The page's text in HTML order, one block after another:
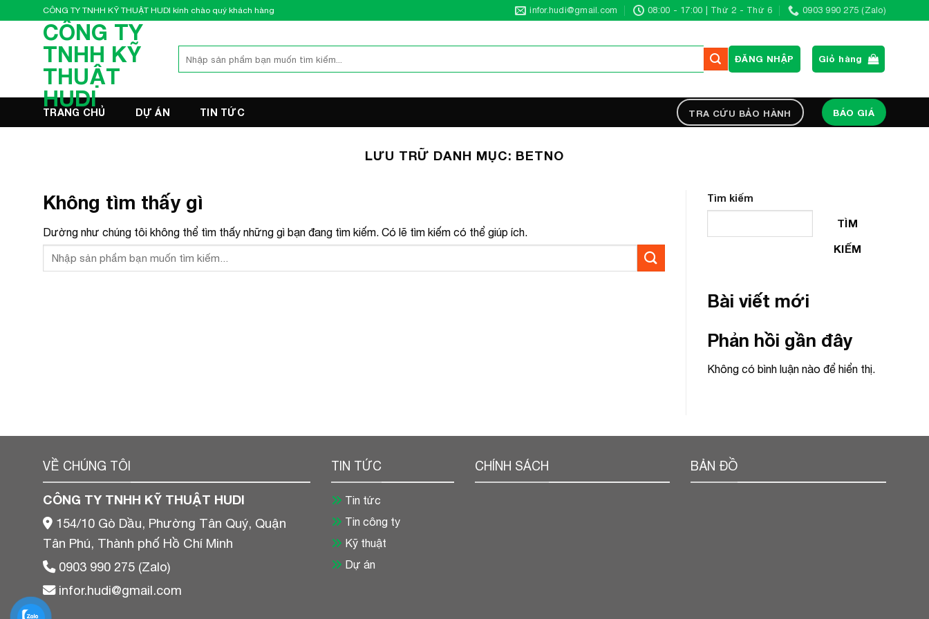
qua
CÔNG TY TNHH KỸ THUẬT HUDI kính chào quý khách hàng infor.hudi@gmail.com 08:00 - 17:00 | Thứ 2 - Thứ 6 0903 990 275 (Zalo)
CÔNG TY
TNHH KỸ
THUẬT
HUDI
kiếm:
ĐĂNG NHẬP Giỏ hàng
TRANG CHỦ DỰ ÁN TIN TỨC TRA CỨU BẢO HÀNH BÁO GIÁ
LƯU TRỮ DANH MỤC: BETNO
Không tìm thấy gì
Dường như chúng tôi không thể tìm thấy những gì bạn đang tìm kiếm. Có lẽ tìm kiếm có thể giúp ích.
Tìm kiếm
TÌM
KIẾM
Bài viết mới
Phản hồi gần đây
Không có bình luận nào để hiển thị.
VỀ CHÚNG TÔI
CÔNG TY TNHH KỸ THUẬT HUDI
154/10 Gò Dầu, Phường Tân Quý, Quận
Tân Phú, Thành phố Hồ Chí Minh
0903 990 275 (Zalo)
infor.hudi@gmail.com
TIN TỨC
Tin tức
Tin công ty
Kỹ thuật
Dự án
CHÍNH SÁCH BẢN ĐỒ